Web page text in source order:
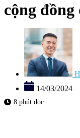
cộng
14/03/2024
8 phút đọc